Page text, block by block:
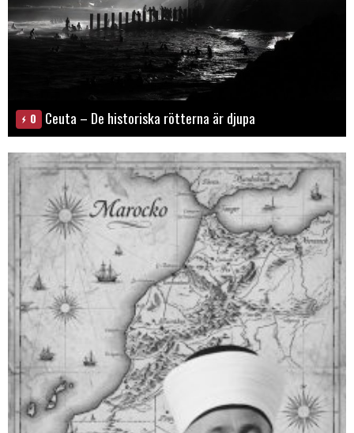
0 Ceuta – De historiska rötterna är djupa